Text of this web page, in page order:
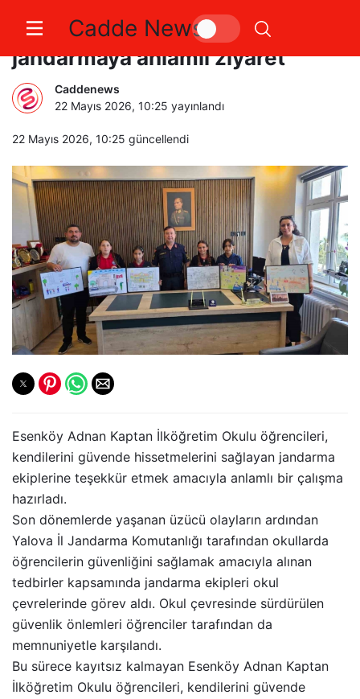
Cadde News
Esenköy’de öğrencilerden
jandarmaya anlamlı ziyaret
Caddenews
22 Mayıs 2026, 10:25 yayınlandı
22 Mayıs 2026, 10:25 güncellendi
Esenköy Adnan Kaptan İlköğretim Okulu öğrencileri,
kendilerini güvende hissetmelerini sağlayan jandarma
ekiplerine teşekkür etmek amacıyla anlamlı bir çalışma
hazırladı.
Son dönemlerde yaşanan üzücü olayların ardından
Yalova İl Jandarma Komutanlığı tarafından okullarda
öğrencilerin güvenliğini sağlamak amacıyla alınan
tedbirler kapsamında jandarma ekipleri okul
çevrelerinde görev aldı. Okul çevresinde sürdürülen
güvenlik önlemleri öğrenciler tarafından da
memnuniyetle karşılandı.
Bu sürece kayıtsız kalmayan Esenköy Adnan Kaptan
İlköğretim Okulu öğrencileri, kendilerini güvende